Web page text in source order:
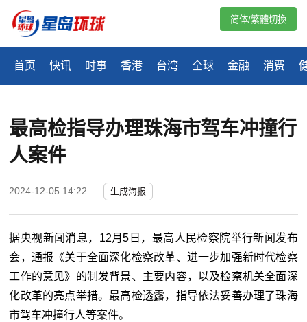
首页 快讯 时事 香港 台湾 全球 金融 消费
简体/繁體切換
最高检指导办理珠海市驾车冲撞行
人案件
2024-12-05 14:22 生成海报
据央视新闻消息，12月5日，最高人民检察院举行新闻发布
会，通报《关于全面深化检察改革、进一步加强新时代检察
工作的意见》的制发背景、主要内容，以及检察机关全面深
化改革的亮点举措。最高检透露，指导依法妥善办理了珠海
市驾车冲撞行人等案件。